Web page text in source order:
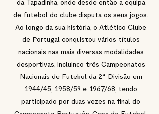
da Tapadinha, onde desde então a equipa
de futebol do clube disputa os seus jogos.
Ao longo da sua história, o Atlético Clube
de Portugal conquistou vários títulos
nacionais nas mais diversas modalidades
desportivas, incluindo três Campeonatos
Nacionais de Futebol da 2ª Divisão em
1944/45, 1958/59 e 1967/68, tendo
participado por duas vezes na final do